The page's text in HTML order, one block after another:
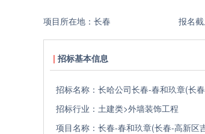
项目所在地： 长春 报名截
招标基本信息
招标名称： 长哈公司长春-春和玖章(长
招标行业： 土建类>外墙装饰工程
项目名称： 长春-春和玖章(长春-高新区